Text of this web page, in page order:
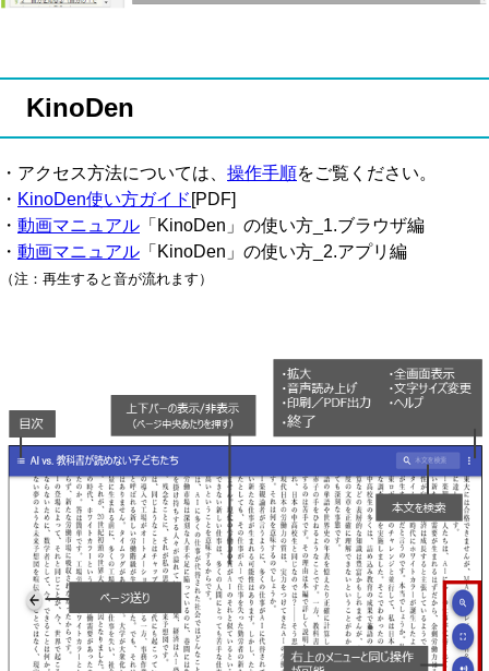
KinoDen
・アクセス方法については、 操作手順をご覧ください。
・ KinoDen使い方ガイド [PDF]
・ 動画マニュアル 「KinoDen」の使い方_1.ブラウザ編
・ 動画マニュアル 「KinoDen」の使い方_2.アプリ編
（注：再生すると音が流れます）